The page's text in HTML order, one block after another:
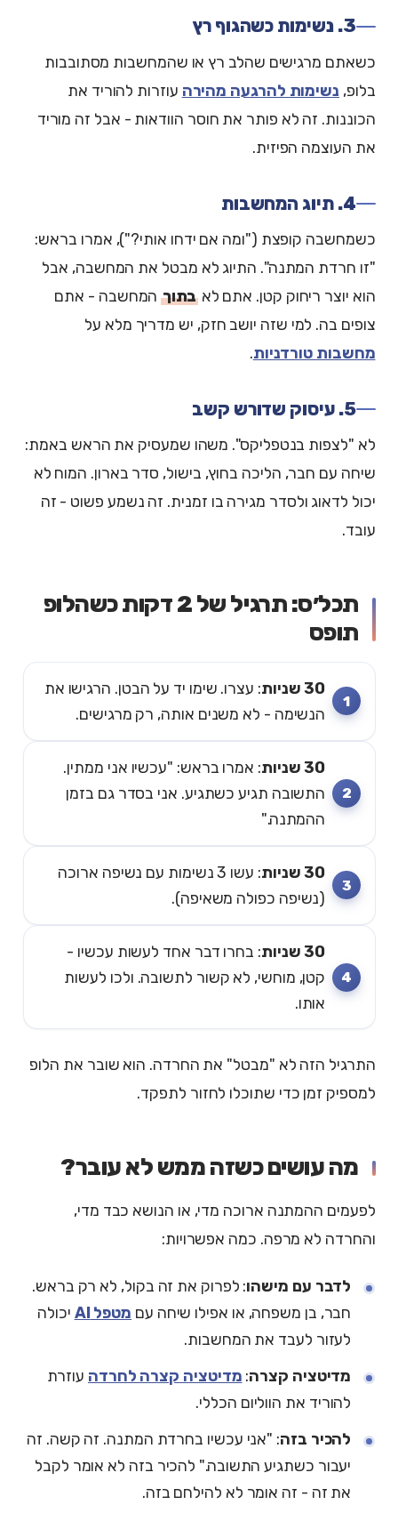
3. נשימות כשהגוף רץ
כשאתם מרגישים שהלב רץ או שהמחשבות מסתובבות
בלופ, נשימות להרגעה מהירה עוזרות להוריד את
הכוננות. זה לא פותר את חוסר הוודאות - אבל זה מוריד
את העוצמה הפיזית.
4. תיוג המחשבות
כשמחשבה קופצת ("ומה אם ידחו אותי?"), אמרו בראש:
"זו חרדת המתנה". התיוג לא מבטל את המחשבה, אבל
הוא יוצר ריחוק קטן. אתם לאבתוךהמחשבה - אתם
צופים בה. למי שזה יושב חזק, יש מדריך מלא על
מחשבות טורדניות.
5. עיסוק שדורש קשב
לא "לצפות בנטפליקס". משהו שמעסיק את הראש באמת:
שיחה עם חבר, הליכה בחוץ, בישול, סדר בארון. המוח לא
יכול לדאוג ולסדר מגירה בו זמנית. זה נשמע פשוט - זה
עובד.
תכל׳ס: תרגיל של 2 דקות כשהלופ
תופס
30 שניות
: עצרו. שימו יד על הבטן. הרגישו את
הנשימה - לא משנים אותה, רק מרגישים.
30 שניות
: אמרו בראש: "עכשיו אני ממתין.
התשובה תגיע כשתגיע. אני בסדר גם בזמן
ההמתנה."
30 שניות
: עשו 3 נשימות עם נשיפה ארוכה
(נשיפה כפולה משאיפה).
30 שניות
: בחרו דבר אחד לעשות עכשיו -
קטן, מוחשי, לא קשור לתשובה. ולכו לעשות
אותו.
התרגיל הזה לא "מבטל" את החרדה. הוא שובר את הלופ
למספיק זמן כדי שתוכלו לחזור לתפקד.
מה עושים כשזה ממש לא עובר?
לפעמים ההמתנה ארוכה מדי, או הנושא כבד מדי,
והחרדה לא מרפה. כמה אפשרויות:
לדבר עם מישהו: לפרוק את זה בקול, לא רק בראש.
חבר, בן משפחה, או אפילו שיחה עם מטפל AI
יכולה
לעזור לעבד את המחשבות.
מדיטציה קצרה: מדיטציה קצרה לחרדה עוזרת
להוריד את הווליום הכללי.
להכיר בזה: "אני עכשיו בחרדת המתנה. זה קשה. זה
יעבור כשתגיע התשובה." להכיר בזה לא אומר לקבל
את זה - זה אומר לא להילחם בזה.